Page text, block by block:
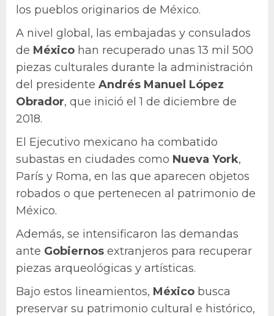
los pueblos originarios de México.
A nivel global, las embajadas y consulados
de México han recuperado unas 13 mil 500
piezas culturales durante la administración
del presidente Andrés Manuel López
Obrador, que inició el 1 de diciembre de
2018.
El Ejecutivo mexicano ha combatido
subastas en ciudades como Nueva York,
París y Roma, en las que aparecen objetos
robados o que pertenecen al patrimonio de
México.
Además, se intensificaron las demandas
ante Gobiernos extranjeros para recuperar
piezas arqueológicas y artísticas.
Bajo estos lineamientos, México busca
preservar su patrimonio cultural e histórico,